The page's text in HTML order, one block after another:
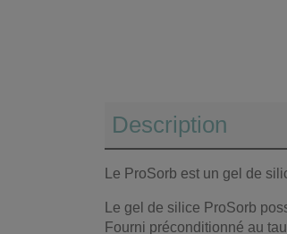
Description
Le ProSorb est un gel de
Le gel de silice ProSorb
Fourni préconditionné au